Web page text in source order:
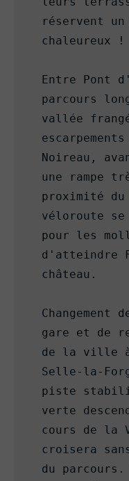
réservent
chaleureux !
Entre Pont
parcours
vallée
Noireau,
une rampe
proximité
véloroute
pour les
d'atteindre
château.
gare et de
de la ville à
Selle-la-
piste
verte
cours de la
croisera
du